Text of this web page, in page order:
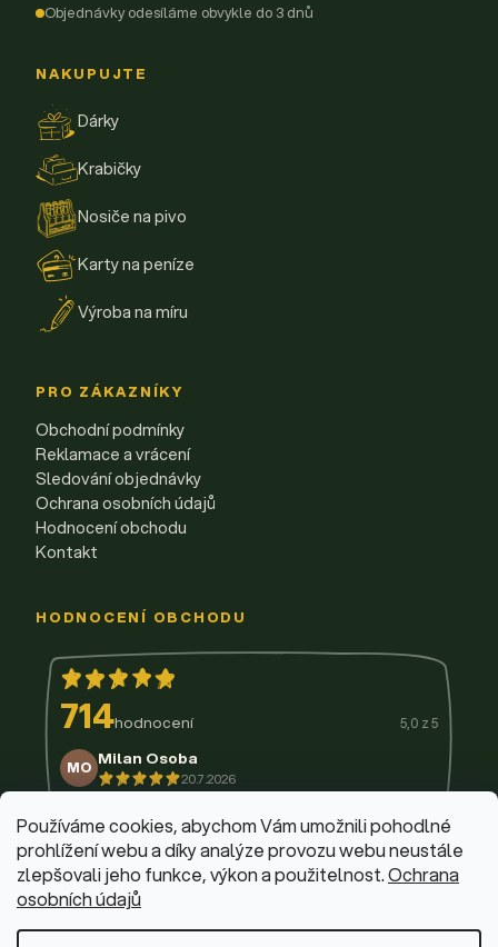
Používáme cookies, abychom Vám umožnili pohodlné
prohlížení webu a díky analýze provozu webu neustále
zlepšovali jeho funkce, výkon a použitelnost.Ochrana
osobních údajů
Objednávky odesíláme obvykle do 3 dnů
NAKUPUJTE
Dárky
Krabičky
Nosiče na pivo
Karty na peníze
Výroba na míru
PRO ZÁKAZNÍKY
Obchodní podmínky
Reklamace a vrácení
Sledování objednávky
Ochrana osobních údajů
Hodnocení obchodu
Kontakt
HODNOCENÍ OBCHODU
714hodnocení 5,0 z 5
MO Milan Osoba
20.7.2026
14.7.2026
11.7.2026
9.7.2026
3.7.2026
29.6.2026
© 2026 Firemní krabičky